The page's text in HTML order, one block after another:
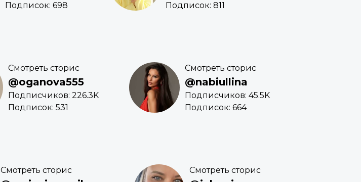
Подписок: 698
Подписок: 811
Смотреть сторис
@oganova555
Подписчиков: 226.3K
Подписок: 531
Смотреть сторис
@nabiullina
Подписчиков: 45.5K
Подписок: 664
Смотреть сторис Смотреть сторис